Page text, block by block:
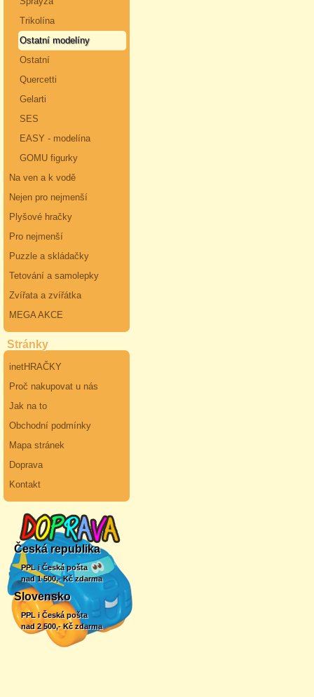
Trikolína
Ostatní modelíny
Ostatní
Quercetti
Gelarti
SES
EASY - modelína
GOMU figurky
Na ven a k vodě
Nejen pro nejmenší
Plyšové hračky
Pro nejmenší
Puzzle a skládačky
Tetování a samolepky
Zvířata a zvířátka
MEGA AKCE
Stránky
inetHRAČKY
Proč nakupovat u nás
Jak na to
Obchodní podmínky
Mapa stránek
Doprava
Kontakt
Česká republika
PPL i Česká pošta
nad 1 500,- Kč zdarma
Slovensko
PPL i Česká pošta
nad 2 500,- Kč zdarma